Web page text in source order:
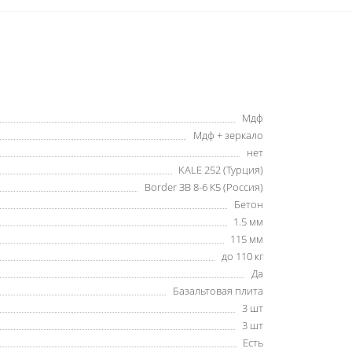
Мдф
Мдф + зеркало
нет
KALE 252 (Турция)
Border ЗВ 8-6 К5 (Россия)
Бетон
1.5 мм
115 мм
до 110 кг
Да
Базальтовая плита
3 шт
3 шт
Есть